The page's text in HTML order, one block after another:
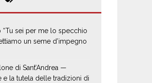
“Tu sei per me lo specchio
un seme d’impegno
di Sant’Andrea —
e la tutela delle tradizioni di